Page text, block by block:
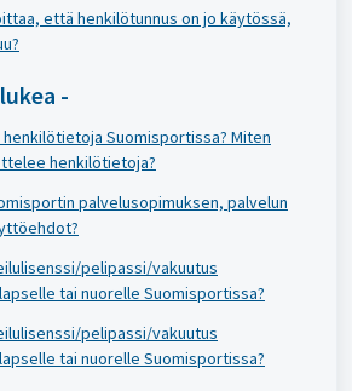
että henkilötunnus on jo käytössä,
-
Suomisportissa? Miten
henkilötietoja?
palvelusopimuksen, palvelun
pelipassi/vakuutus
tai nuorelle Suomisportissa?
pelipassi/vakuutus
tai nuorelle Suomisportissa?